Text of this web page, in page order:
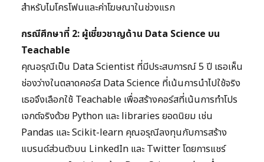
สำหรับไมโครโฟนและค่าโฆษณาในช่วงแรก
กรณีศึกษาที่ 2: ผู้เชี่ยวชาญด้าน Data Science บน
Teachable
คุณอรุณีเป็น Data Scientist ที่มีประสบการณ์ 5 ปี เธอเห็น
ช่องว่างในตลาดคอร์ส Data Science ที่เน้นการนำไปใช้จริง
เธอจึงเลือกใช้ Teachable เพื่อสร้างคอร์สที่เน้นการทำโปร
เจกต์จริงด้วย Python และ libraries ยอดนิยม เช่น
Pandas และ Scikit-learn คุณอรุณีลงทุนกับการสร้าง
แบรนด์ส่วนตัวบน LinkedIn และ Twitter โดยการแชร์